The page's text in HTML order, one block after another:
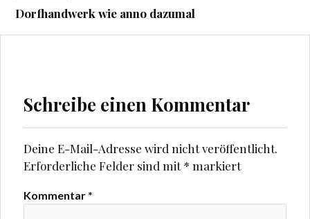
Dorfhandwerk wie anno dazumal
Schreibe einen Kommentar
Deine E-Mail-Adresse wird nicht veröffentlicht.
Erforderliche Felder sind mit* markiert
Kommentar *